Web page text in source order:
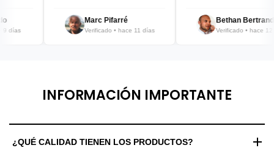
Marc Pifarré
Verificado • hace 11 días
Bethan Bertrand
Verificado • hace 12
INFORMACIÓN IMPORTANTE
¿QUÉ CALIDAD TIENEN LOS PRODUCTOS?